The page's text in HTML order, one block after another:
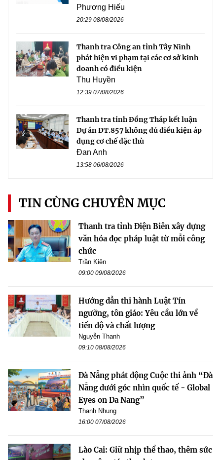
Phương Hiếu
20:29 08/08/2026
Thanh tra Công an tỉnh Tây Ninh
phát hiện vi phạm tại các cơ sở kinh
doanh có điều kiện
Thu Huyền
12:39 07/08/2026
Thanh tra tỉnh Đồng Tháp kết luận
Dự án ĐT.857 không đủ điều kiện áp
dụng cơ chế đặc thù
Đan Anh
13:58 06/08/2026
TIN CÙNG CHUYÊN MỤC
Thanh tra tỉnh Điện Biên xây dựng
văn hóa đọc pháp luật từ mỗi công
chức
Trần Kiên
09:00 09/08/2026
Hướng dẫn thi hành Luật Tín
ngưỡng, tôn giáo: Yêu cầu lớn về
tiến độ và chất lượng
Nguyễn Thanh
09:10 08/08/2026
Đà Nẵng phát động Cuộc thi ảnh “Đà
Nẵng dưới góc nhìn quốc tế - Global
Eyes on Da Nang”
Thanh Nhung
16:00 07/08/2026
Lào Cai: Giữ nhịp thể thao, thêm sức